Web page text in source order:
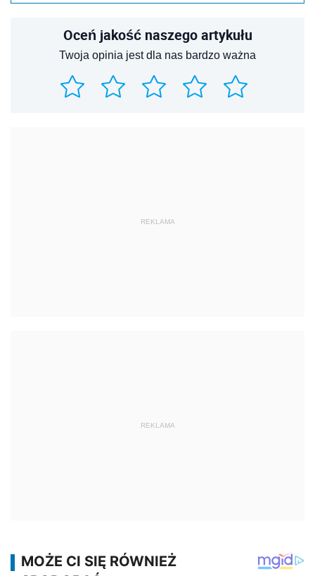
Oceń jakość naszego artykułu
Twoja opinia jest dla nas bardzo ważna
REKLAMA
REKLAMA